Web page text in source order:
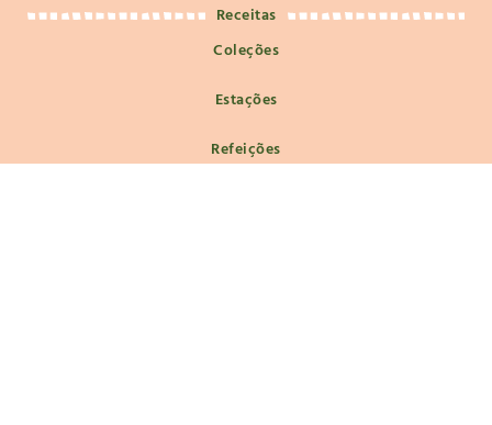
Receitas
Coleções
Estações
Refeições